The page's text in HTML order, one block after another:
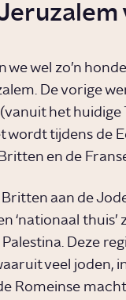
wel zo’n
De vorige
het
wordt tijdens de
en de
aan de
‘nationaal thuis’
Deze
veel joden,
Romeinse